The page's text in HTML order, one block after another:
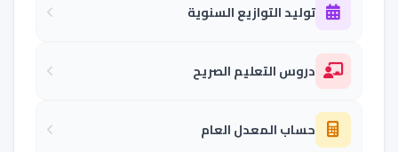
توليد التوازيع السنوية
دروس التعليم الصريح
حساب المعدل العام